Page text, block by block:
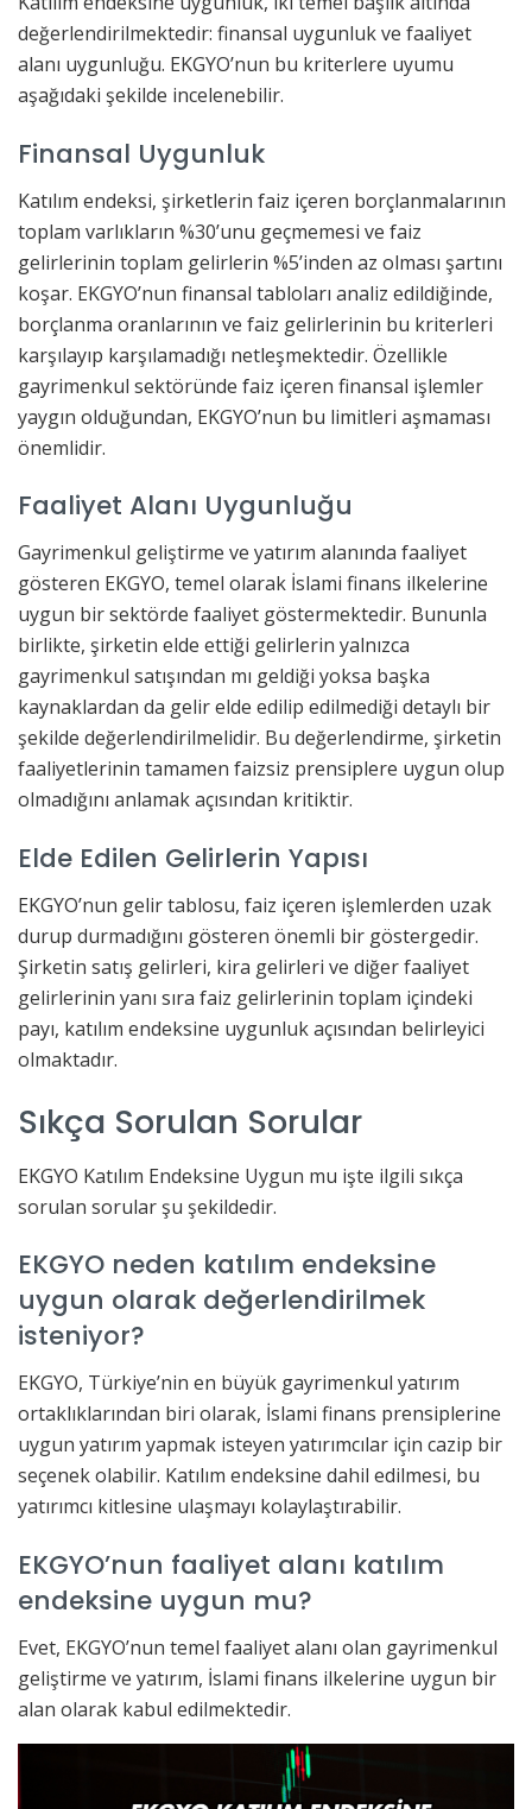
değerlendirilmektedir: finansal uygunluk ve faaliyet
alanı uygunluğu. EKGYO’nun bu kriterlere uyumu
aşağıdaki şekilde incelenebilir.
Finansal Uygunluk
Katılım endeksi, şirketlerin faiz içeren borçlanmalarının
toplam varlıkların %30’unu geçmemesi ve faiz
gelirlerinin toplam gelirlerin %5’inden az olması şartını
koşar. EKGYO’nun finansal tabloları analiz edildiğinde,
borçlanma oranlarının ve faiz gelirlerinin bu kriterleri
karşılayıp karşılamadığı netleşmektedir. Özellikle
gayrimenkul sektöründe faiz içeren finansal işlemler
yaygın olduğundan, EKGYO’nun bu limitleri aşmaması
önemlidir.
Faaliyet Alanı Uygunluğu
Gayrimenkul geliştirme ve yatırım alanında faaliyet
gösteren EKGYO, temel olarak İslami finans ilkelerine
uygun bir sektörde faaliyet göstermektedir. Bununla
birlikte, şirketin elde ettiği gelirlerin yalnızca
gayrimenkul satışından mı geldiği yoksa başka
kaynaklardan da gelir elde edilip edilmediği detaylı bir
şekilde değerlendirilmelidir. Bu değerlendirme, şirketin
faaliyetlerinin tamamen faizsiz prensiplere uygun olup
olmadığını anlamak açısından kritiktir.
Elde Edilen Gelirlerin Yapısı
EKGYO’nun gelir tablosu, faiz içeren işlemlerden uzak
durup durmadığını gösteren önemli bir göstergedir.
Şirketin satış gelirleri, kira gelirleri ve diğer faaliyet
gelirlerinin yanı sıra faiz gelirlerinin toplam içindeki
payı, katılım endeksine uygunluk açısından belirleyici
olmaktadır.
Sıkça Sorulan Sorular
EKGYO Katılım Endeksine Uygun mu işte ilgili sıkça
sorulan sorular şu şekildedir.
EKGYO neden katılım endeksine
uygun olarak değerlendirilmek
isteniyor?
EKGYO, Türkiye’nin en büyük gayrimenkul yatırım
ortaklıklarından biri olarak, İslami finans prensiplerine
uygun yatırım yapmak isteyen yatırımcılar için cazip bir
seçenek olabilir. Katılım endeksine dahil edilmesi, bu
yatırımcı kitlesine ulaşmayı kolaylaştırabilir.
EKGYO’nun faaliyet alanı katılım
endeksine uygun mu?
Evet, EKGYO’nun temel faaliyet alanı olan gayrimenkul
geliştirme ve yatırım, İslami finans ilkelerine uygun bir
alan olarak kabul edilmektedir.